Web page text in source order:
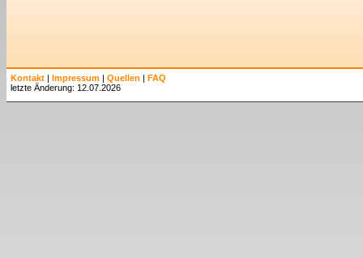
Kontakt | Impressum | Quellen | FAQ
letzte Änderung: 12.07.2026